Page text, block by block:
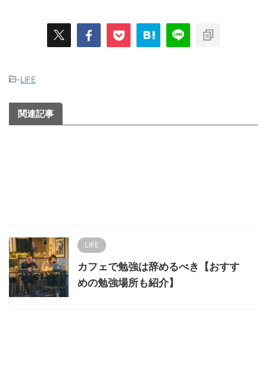
-LIFE
関連記事
LIFE
カフェで勉強は辞めるべき【おすす
めの勉強場所も紹介】